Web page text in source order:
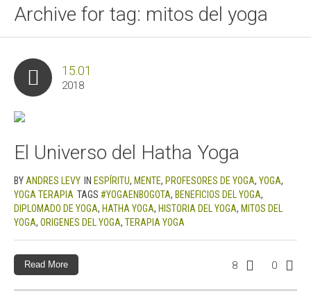
Archive for tag: mitos del yoga
15.01
2018
El Universo del Hatha Yoga
BY ANDRES LEVY IN ESPÍRITU, MENTE, PROFESORES DE YOGA, YOGA,
YOGA TERAPIA TAGS #YOGAENBOGOTA, BENEFICIOS DEL YOGA,
DIPLOMADO DE YOGA, HATHA YOGA, HISTORIA DEL YOGA, MITOS DEL
YOGA, ORIGENES DEL YOGA, TERAPIA YOGA
8 0
Read More